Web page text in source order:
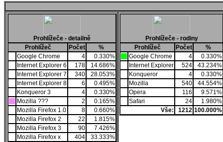
Prohlížeče - detailně
Prohlížeč
Počet
%
Google Chrome
4
0.330%
Internet Explorer 6
178
14.686%
Internet Explorer 7
340
28.053%
Internet Explorer 8
6
0.495%
Konqueror 3
4
0.330%
Mozilla ???
2
0.165%
Mozilla Firefox 1.0
8
0.660%
Mozilla Firefox 2
22
1.815%
Mozilla Firefox 3
90
7.426%
Mozilla Firefox x
404
33.333%
Prohlížeče - rodiny
Prohlížeč
Počet
%
Google Chrome
4
0.330%
Internet Explorer
524
43.234%
Konqueror
4
0.330%
Mozilla
540
44.554%
Opera
116
9.571%
Safari
24
1.980%
Vše:
1212 100.000%